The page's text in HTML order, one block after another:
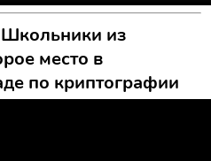
из
место в
по криптографии